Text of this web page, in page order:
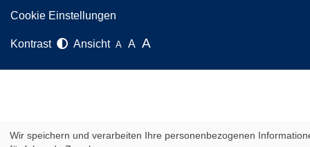
Cookie Einstellungen
Kontrast Ansicht A A A
Wir speichern und verarbeiten Ihre personenbezogenen